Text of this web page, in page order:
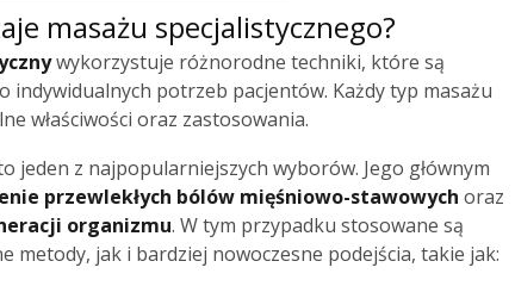
masażu specjalistycznego?
wykorzystuje różnorodne techniki, które są
indywidualnych potrzeb pacjentów. Każdy typ masażu
właściwości oraz zastosowania.
jeden z najpopularniejszych wyborów. Jego głównym
przewlekłych bólów mięśniowo-stawowych oraz
organizmu. W tym przypadku stosowane są
metody, jak i bardziej nowoczesne podejścia, takie jak: